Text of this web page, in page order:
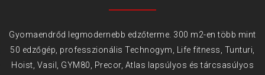
Gyomaendrőd legmodernebb edzőterme. 300 m2-en több mint
50 edzőgép, professzionális Technogym, Life fitness, Tunturi,
Hoist, Vasil, GYM80, Precor, Atlas lapsúlyos és tárcsasúlyos